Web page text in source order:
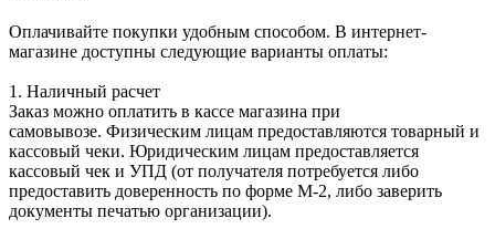
Оплачивайте покупки удобным способом. В интернет-
магазине доступны следующие варианты оплаты:
1. Наличный расчет
Заказ можно оплатить в кассе магазина при
самовывозе. Физическим лицам предоставляются товарный и
кассовый чеки. Юридическим лицам предоставляется
кассовый чек и УПД (от получателя потребуется либо
предоставить доверенность по форме М-2, либо заверить
документы печатью организации).